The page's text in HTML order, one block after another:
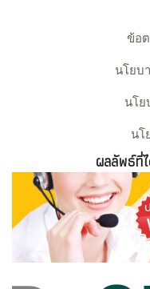
ข้อ
นโยบ
นโย
นโ
ผลลัพธ์ที่